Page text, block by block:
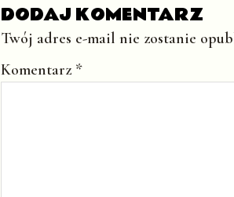
DODAJ KOMENTARZ
Twój adres e-mail nie zostanie
Komentarz *